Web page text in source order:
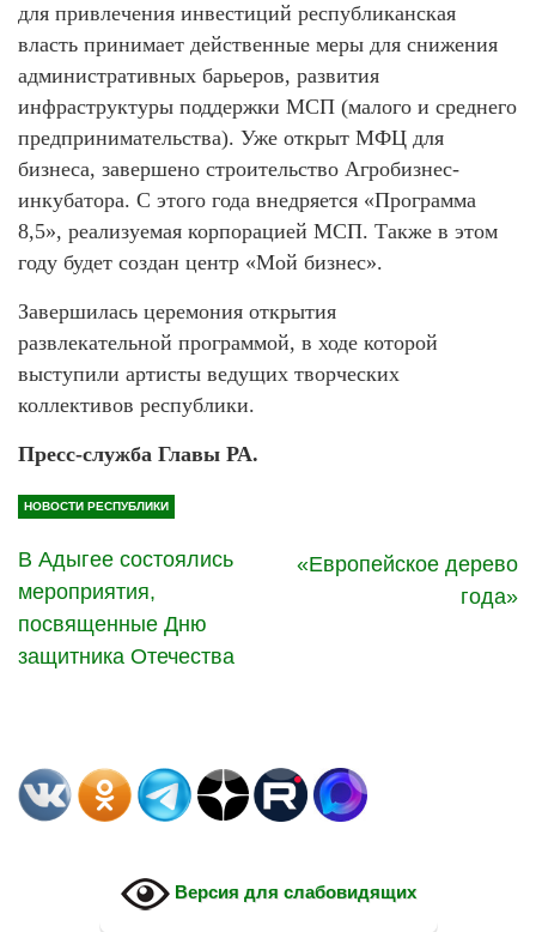
для привлечения инвестиций республиканская
власть принимает действенные меры для снижения
административных барьеров, развития
инфраструктуры поддержки МСП (малого и среднего
предпринимательства). Уже открыт МФЦ для
бизнеса, завершено строительство Агробизнес-
инкубатора. С этого года внедряется «Программа
8,5», реализуемая корпорацией МСП. Также в этом
году будет создан центр «Мой бизнес».
Завершилась церемония открытия
развлекательной программой, в ходе которой
выступили артисты ведущих творческих
коллективов республики.
Пресс-служба Главы РА.
НОВОСТИ РЕСПУБЛИКИ
В Адыгее состоялись
мероприятия,
посвященные Дню
защитника Отечества
«Европейское дерево
года»
Версия для слабовидящих